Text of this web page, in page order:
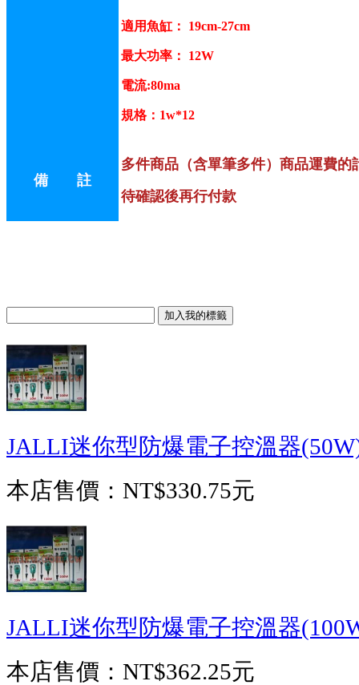
適用魚缸： 19cm-27cm
最大功率： 12W
電流:80ma
規格：1w*12
備 註
多件商品（含單筆多件）商品運費的
待確認後再行付款
JALLI迷你型防爆電子控溫器
本店售價： NT$330.75元
JALLI迷你型防爆電子控溫器
本店售價： NT$362.25元